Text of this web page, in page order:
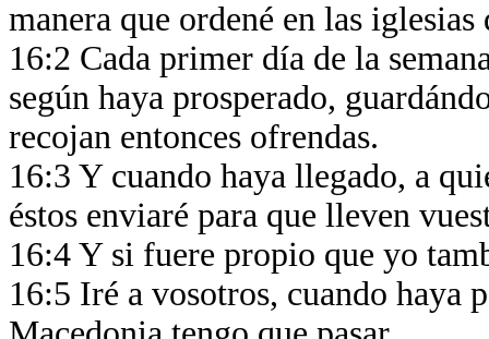
manera que ordené en las iglesias
16:2 Cada primer día de la
según haya prosperado,
recojan entonces ofrendas.
16:3 Y cuando haya llegado, a
éstos enviaré para que lleven
16:4 Y si fuere propio que yo
16:5 Iré a vosotros, cuando haya